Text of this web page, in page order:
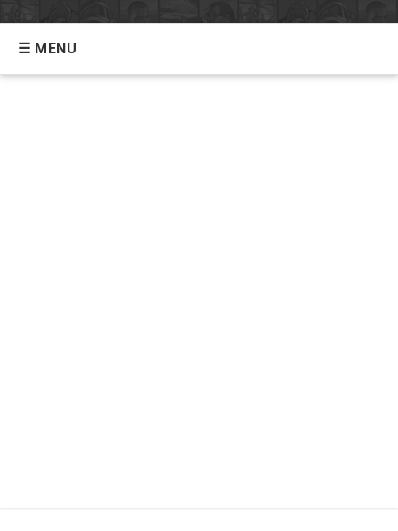
☰ MENU